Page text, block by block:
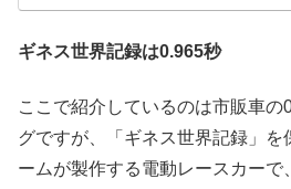
ギネス世界記録は0.965秒
ここで紹介しているのは市販車の
グですが、「ギネス世界記録」を
ームが製作する電動レースカーで